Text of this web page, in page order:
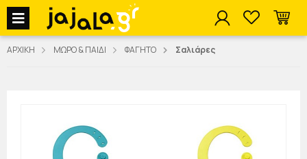
jajala Menu
ΑΡΧΙΚΗ ΜΩΡΟ & ΠΑΙΔΙ ΦΑΓΗΤΟ Σαλιάρες